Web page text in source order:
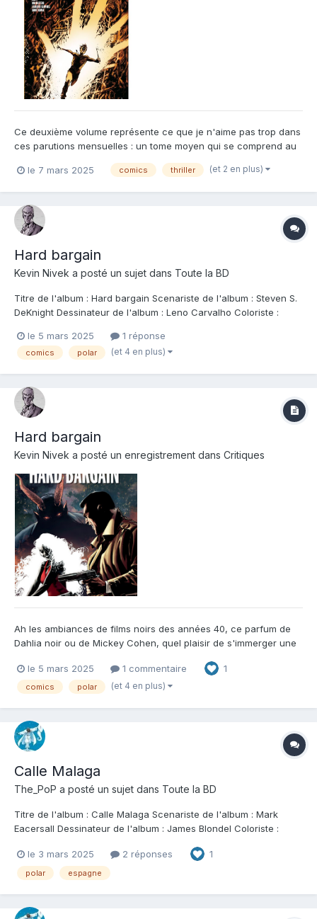
Ce deuxième volume représente ce que je n'aime pas trop dans
ces parutions mensuelles : un tome moyen qui se comprend au
fait avancer nos personnages, notre histoire et densifier le
le 7 mars 2025 comics thriller (et 2 en plus)
Hard bargain
Kevin Nivek a posté un sujet dans Toute la BD
Titre de l'album : Hard bargain Scenariste de l'album : Steven S.
DeKnight Dessinateur de l'album : Leno Carvalho Coloriste :
Résumé de l'album : Franck Harding, détective privé spécialisé
dans l'occulte, enquê...
le 5 mars 2025 1 réponse
comics polar (et 4 en plus)
Hard bargain
Kevin Nivek a posté un enregistrement dans Critiques
Ah les ambiances de films noirs des années 40, ce parfum de
Dahlia noir ou de Mickey Cohen, quel plaisir de s'immerger une
Franck Harding ! La différence dans ce très bel album est qu'un
soupçon de fantastique vient s'immiscer dans une enqu...
le 5 mars 2025 1 commentaire 1
comics polar (et 4 en plus)
Calle Malaga
The_PoP a posté un sujet dans Toute la BD
Titre de l'album : Calle Malaga Scenariste de l'album : Mark
Eacersall Dessinateur de l'album : James Blondel Coloriste :
de l'album : Un roman noir au soleil. Sud de l'Espagne. Une
station balnéaire hors saison,...
le 3 mars 2025 2 réponses 1
polar espagne